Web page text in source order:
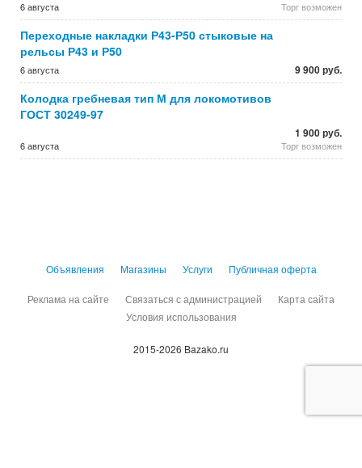
6 августа Торг возможен
Переходные накладки Р43-Р50 стыковые на
рельсы Р43 и Р50
6 августа 9 900 руб.
Колодка гребневая тип М для локомотивов
ГОСТ 30249-97
6 августа
1 900 руб.
Торг возможен
Объявления Магазины Услуги Публичная оферта
Реклама на сайте Связаться с администрацией
Карта сайта
Условия использования
2015-2026 Bazako.ru